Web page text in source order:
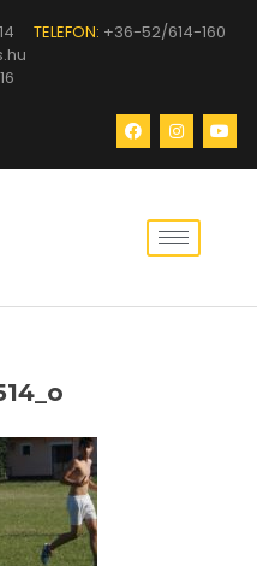
TELEFON: +36-52/614-160